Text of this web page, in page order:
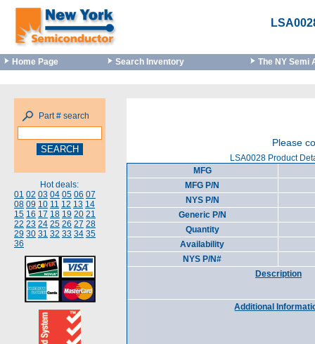
Home Page Search Inventory The NY Semi
Part # search
Hot deals:
01 02 03 04 05 06 07
08 09 10 11 12 13 14
15 16 17 18 19 20 21
22 23 24 25 26 27 28
29 30 31 32 33 34 35
36
Please
LSA0028 Product
MFG
MFG P/N
NYS P/N
Generic P/N
Quantity
Availability
NYS P/N#
Description
Additional